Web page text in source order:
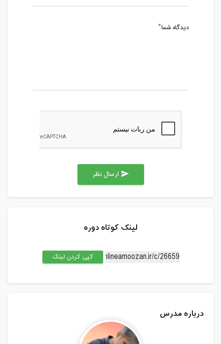
دیدگاه شما
send
لینک کوتاه دوره
کپی کردن لینک
درباره مدرس